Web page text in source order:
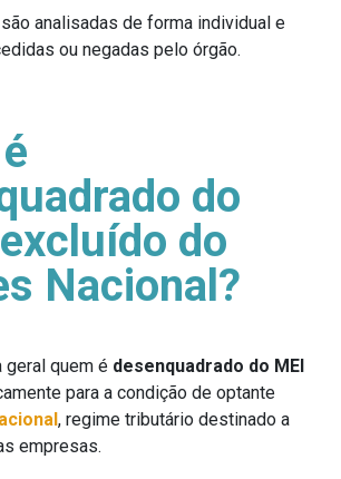
analisadas de forma individual e
ou negadas pelo órgão.
do
do
Nacional?
geral quem é desenquadrado do MEI
para a condição de optante
, regime tributário destinado a
empresas.